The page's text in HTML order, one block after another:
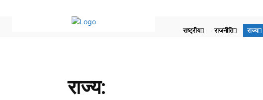
राष्ट्रीय राजनीति राज्य
राज्य: